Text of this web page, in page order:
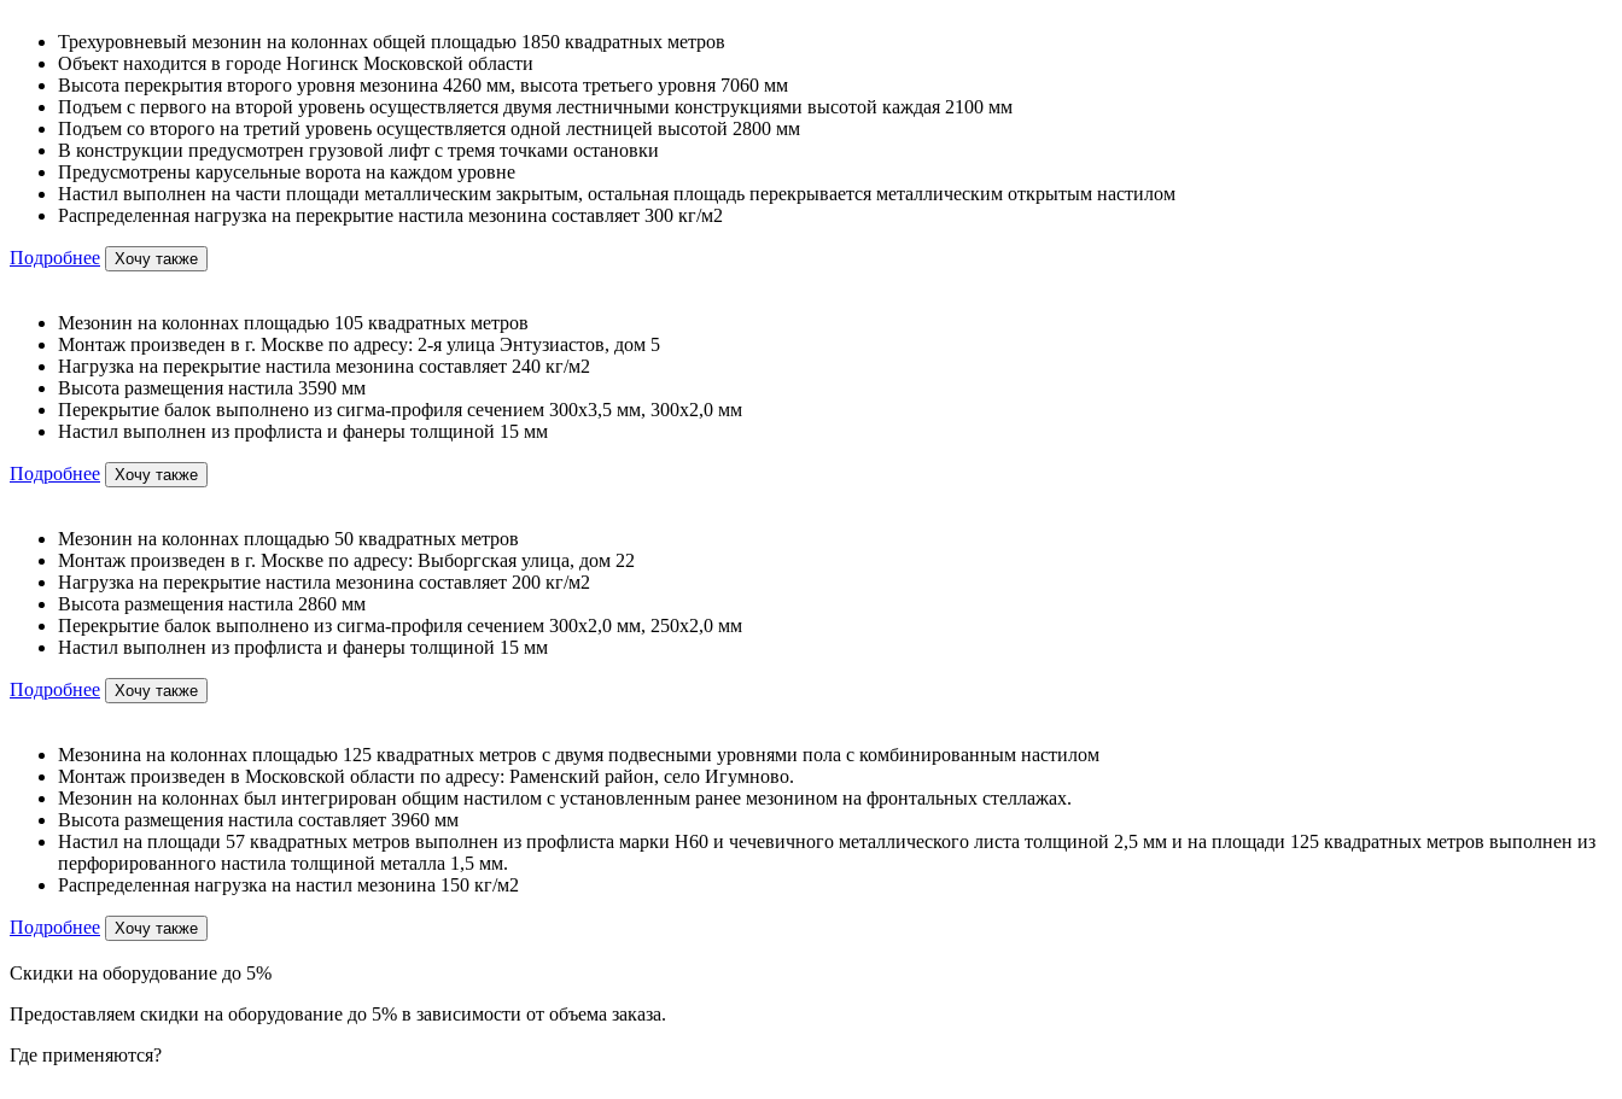
Трехуровневый мезонин на колоннах общей площадью 1850 квадратных метров
Объект находится в городе Ногинск Московской области
Высота перекрытия второго уровня мезонина 4260 мм, высота третьего уровня 7060 мм
Подъем с первого на второй уровень осуществляется двумя лестничными конструкциями высотой каждая 2100 мм
Подъем со второго на третий уровень осуществляется одной лестницей высотой 2800 мм
В конструкции предусмотрен грузовой лифт с тремя точками остановки
Предусмотрены карусельные ворота на каждом уровне
Настил выполнен на части площади металлическим закрытым, остальная площадь перекрывается металлическим открытым настилом
Распределенная нагрузка на перекрытие настила мезонина составляет 300 кг/м2
Подробнее Хочу также
Мезонин на колоннах площадью 105 квадратных метров
Монтаж произведен в г. Москве по адресу: 2-я улица Энтузиастов, дом 5
Нагрузка на перекрытие настила мезонина составляет 240 кг/м2
Высота размещения настила 3590 мм
Перекрытие балок выполнено из сигма-профиля сечением 300х3,5 мм, 300х2,0 мм
Настил выполнен из профлиста и фанеры толщиной 15 мм
Подробнее Хочу также
Мезонин на колоннах площадью 50 квадратных метров
Монтаж произведен в г. Москве по адресу: Выборгская улица, дом 22
Нагрузка на перекрытие настила мезонина составляет 200 кг/м2
Высота размещения настила 2860 мм
Перекрытие балок выполнено из сигма-профиля сечением 300х2,0 мм, 250х2,0 мм
Настил выполнен из профлиста и фанеры толщиной 15 мм
Подробнее Хочу также
Мезонина на колоннах площадью 125 квадратных метров с двумя подвесными уровнями пола с комбинированным настилом
Монтаж произведен в Московской области по адресу: Раменский район, село Игумново.
Мезонин на колоннах был интегрирован общим настилом с установленным ранее мезонином на фронтальных стеллажах.
Высота размещения настила составляет 3960 мм
Настил на площади 57 квадратных метров выполнен из профлиста марки Н60 и чечевичного металлического листа толщиной 2,5 мм и на площади 125 квадратных метров выполнен из
перфорированного настила толщиной металла 1,5 мм.
Распределенная нагрузка на настил мезонина 150 кг/м2
Подробнее Хочу также
Скидки на оборудование до 5%
Предоставляем скидки на оборудование до 5% в зависимости от объема заказа.
Где применяются?